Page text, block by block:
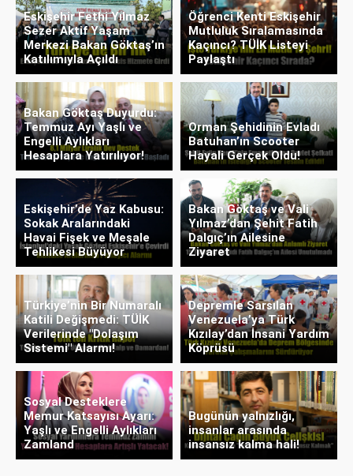
Eskişehir Fethi Yılmaz
Sezer Aktif Yaşam
Merkezi Bakan Göktaş’ın
Katılımıyla Açıldı
Öğrenci Kenti Eskişehir
Mutluluk Sıralamasında
Kaçıncı? TÜİK Listeyi
Paylaştı
Bakan Göktaş Duyurdu:
Temmuz Ayı Yaşlı ve
Engelli Aylıkları
Hesaplara Yatırılıyor!
Orman Şehidinin Evladı
Batuhan’ın Scooter
Hayali Gerçek Oldu!
Eskişehir’de Yaz Kabusu:
Sokak Aralarındaki
Havai Fişek ve Meşale
Tehlikesi Büyüyor
Bakan Göktaş ve Vali
Yılmaz’dan Şehit Fatih
Dalgıç’ın Ailesine
Ziyaret
Türkiye’nin Bir Numaralı
Katili Değişmedi: TÜİK
Verilerinde "Dolaşım
Sistemi" Alarmı!
Depremle Sarsılan
Venezuela’ya Türk
Kızılay’dan İnsani Yardım
Köprüsü
Sosyal Desteklere
Memur Katsayısı Ayarı:
Yaşlı ve Engelli Aylıkları
Zamland
Bugünün yalnızlığı,
insanlar arasında
insansız kalma hali!